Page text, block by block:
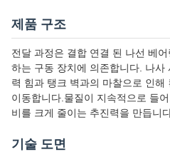
제품 구조
전달 과정은 결합 연결 된 나선 베
하는 구동 장치에 의존합니다. 나사
력 힘과 탱크 벽과의 마찰으로 인해
이동합니다.물질이 지속적으로 들
비를 크게 줄이는 추진력을 만듭니
기술 도면